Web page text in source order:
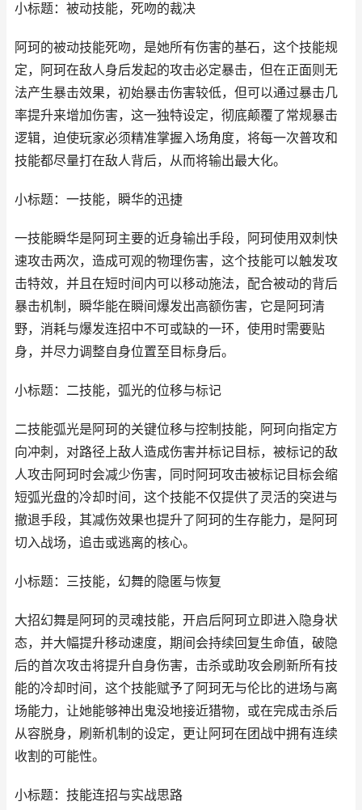
小标题：被动技能，死吻的裁决
阿珂的被动技能死吻，是她所有伤害的基石，这个技能规
定，阿珂在敌人身后发起的攻击必定暴击，但在正面则无
法产生暴击效果，初始暴击伤害较低，但可以通过暴击几
率提升来增加伤害，这一独特设定，彻底颠覆了常规暴击
逻辑，迫使玩家必须精准掌握入场角度，将每一次普攻和
技能都尽量打在敌人背后，从而将输出最大化。
小标题：一技能，瞬华的迅捷
一技能瞬华是阿珂主要的近身输出手段，阿珂使用双刺快
速攻击两次，造成可观的物理伤害，这个技能可以触发攻
击特效，并且在短时间内可以移动施法，配合被动的背后
暴击机制，瞬华能在瞬间爆发出高额伤害，它是阿珂清
野，消耗与爆发连招中不可或缺的一环，使用时需要贴
身，并尽力调整自身位置至目标身后。
小标题：二技能，弧光的位移与标记
二技能弧光是阿珂的关键位移与控制技能，阿珂向指定方
向冲刺，对路径上敌人造成伤害并标记目标，被标记的敌
人攻击阿珂时会减少伤害，同时阿珂攻击被标记目标会缩
短弧光盘的冷却时间，这个技能不仅提供了灵活的突进与
撤退手段，其减伤效果也提升了阿珂的生存能力，是阿珂
切入战场，追击或逃离的核心。
小标题：三技能，幻舞的隐匿与恢复
大招幻舞是阿珂的灵魂技能，开启后阿珂立即进入隐身状
态，并大幅提升移动速度，期间会持续回复生命值，破隐
后的首次攻击将提升自身伤害，击杀或助攻会刷新所有技
能的冷却时间，这个技能赋予了阿珂无与伦比的进场与离
场能力，让她能够神出鬼没地接近猎物，或在完成击杀后
从容脱身，刷新机制的设定，更让阿珂在团战中拥有连续
收割的可能性。
小标题：技能连招与实战思路